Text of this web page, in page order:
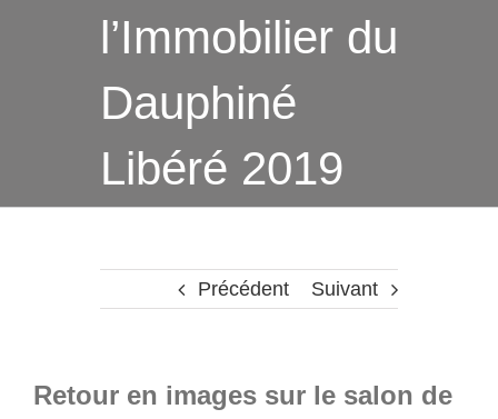
l’Immobilier du
Dauphiné
Libéré 2019
Précédent Suivant
Retour en images sur le salon de